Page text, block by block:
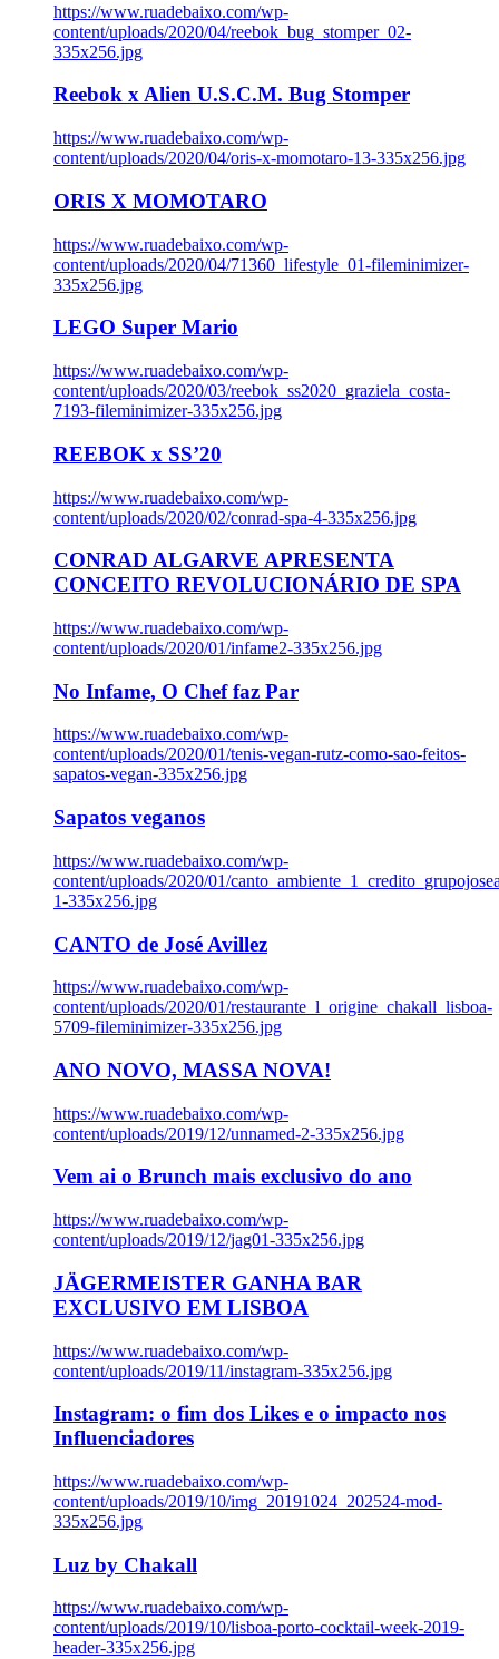
https://www.ruadebaixo.com/wp-
content/uploads/2020/04/reebok_bug_stomper_02-
335x256.jpg
Reebok x Alien U.S.C.M. Bug Stomper
https://www.ruadebaixo.com/wp-
content/uploads/2020/04/oris-x-momotaro-13-335x256.jpg
ORIS X MOMOTARO
https://www.ruadebaixo.com/wp-
content/uploads/2020/04/71360_lifestyle_01-fileminimizer-
335x256.jpg
LEGO Super Mario
https://www.ruadebaixo.com/wp-
content/uploads/2020/03/reebok_ss2020_graziela_costa-
7193-fileminimizer-335x256.jpg
REEBOK x SS’20
https://www.ruadebaixo.com/wp-
content/uploads/2020/02/conrad-spa-4-335x256.jpg
CONRAD ALGARVE APRESENTA
CONCEITO REVOLUCIONÁRIO DE SPA
https://www.ruadebaixo.com/wp-
content/uploads/2020/01/infame2-335x256.jpg
No Infame, O Chef faz Par
https://www.ruadebaixo.com/wp-
content/uploads/2020/01/tenis-vegan-rutz-como-sao-feitos-
sapatos-vegan-335x256.jpg
Sapatos veganos
https://www.ruadebaixo.com/wp-
content/uploads/2020/01/
1-335x256.jpg
CANTO de José Avillez
https://www.ruadebaixo.com/wp-
content/uploads/2020/01/restaurante_l_origine_chakall_lisboa-
5709-fileminimizer-335x256.jpg
ANO NOVO, MASSA NOVA!
https://www.ruadebaixo.com/wp-
content/uploads/2019/12/unnamed-2-335x256.jpg
Vem ai o Brunch mais exclusivo do ano
https://www.ruadebaixo.com/wp-
content/uploads/2019/12/jag01-335x256.jpg
JÄGERMEISTER GANHA BAR
EXCLUSIVO EM LISBOA
https://www.ruadebaixo.com/wp-
content/uploads/2019/11/instagram-335x256.jpg
Instagram: o fim dos Likes e o impacto nos
Influenciadores
https://www.ruadebaixo.com/wp-
content/uploads/2019/10/img_20191024_202524-mod-
335x256.jpg
Luz by Chakall
https://www.ruadebaixo.com/wp-
content/uploads/2019/10/lisboa-porto-cocktail-week-2019-
header-335x256.jpg